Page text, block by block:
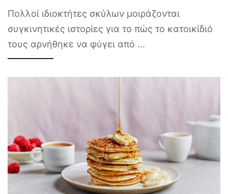
Πολλοί ιδιοκτήτες σκύλων μοιράζονται
συγκινητικές ιστορίες για το πώς το κατοικίδιό
τους αρνήθηκε να φύγει από ...